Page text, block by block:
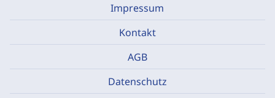
Impressum
Kontakt
AGB
Datenschutz